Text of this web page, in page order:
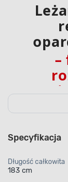
miejsce do
pozycyjnej
Specyfikacja
Długość całkowita
183 cm